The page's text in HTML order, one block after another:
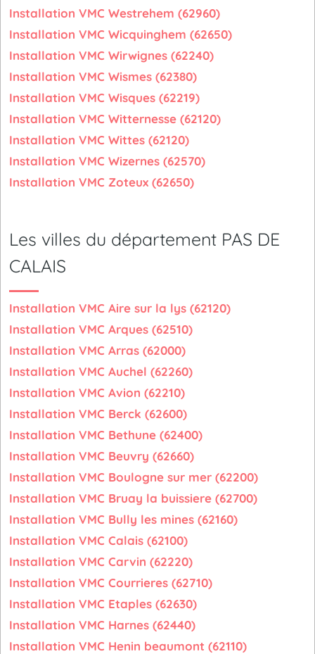
Installation VMC Westrehem (62960)
Installation VMC Wicquinghem (62650)
Installation VMC Wirwignes (62240)
Installation VMC Wismes (62380)
Installation VMC Wisques (62219)
Installation VMC Witternesse (62120)
Installation VMC Wittes (62120)
Installation VMC Wizernes (62570)
Installation VMC Zoteux (62650)
Les villes du département PAS DE
CALAIS
Installation VMC Aire sur la lys (62120)
Installation VMC Arques (62510)
Installation VMC Arras (62000)
Installation VMC Auchel (62260)
Installation VMC Avion (62210)
Installation VMC Berck (62600)
Installation VMC Bethune (62400)
Installation VMC Beuvry (62660)
Installation VMC Boulogne sur mer (62200)
Installation VMC Bruay la buissiere (62700)
Installation VMC Bully les mines (62160)
Installation VMC Calais (62100)
Installation VMC Carvin (62220)
Installation VMC Courrieres (62710)
Installation VMC Etaples (62630)
Installation VMC Harnes (62440)
Installation VMC Henin beaumont (62110)